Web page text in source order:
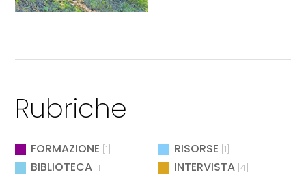
Rubriche
FORMAZIONE [1] RISORSE [1]
BIBLIOTECA [1] INTERVISTA [4]